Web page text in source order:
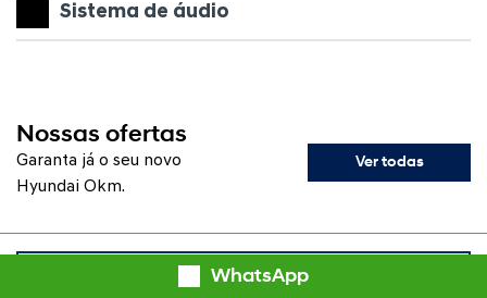
Sistema de áudio
Nossas ofertas
Garanta já o seu novo
Hyundai Okm.
Ver todas
WhatsApp